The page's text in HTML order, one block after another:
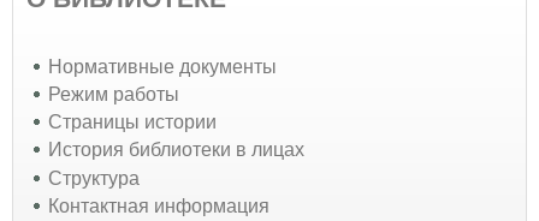
Нормативные документы
Режим работы
Страницы истории
История библиотеки в лицах
Структура
Контактная информация